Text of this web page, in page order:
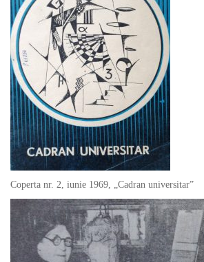
Coperta nr. 2, iunie 1969, „Cadran universitar”